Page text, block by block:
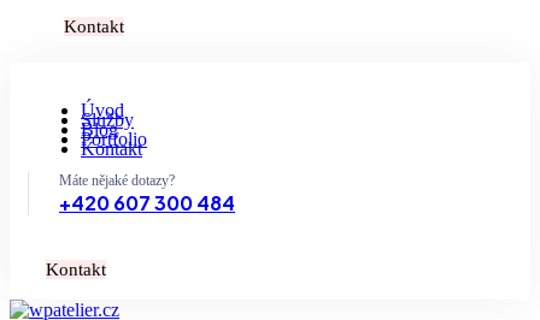
Kontakt
Úvod
Služby
Blog
Portfolio
Kontakt
Máte nějaké dotazy?
+420 607 300 484
Kontakt